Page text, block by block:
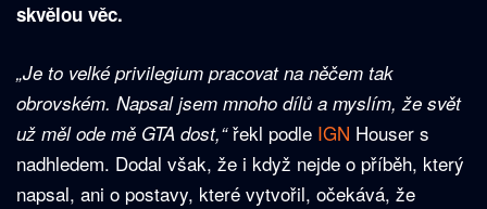
skvělou věc.
„Je to velké privilegium pracovat na něčem tak
obrovském. Napsal jsem mnoho dílů a myslím, že svět
už měl ode mě GTA dost,“řekl podle IGN Houser s
nadhledem. Dodal však, že i když nejde o příběh, který
napsal, ani o postavy, které vytvořil, očekává, že